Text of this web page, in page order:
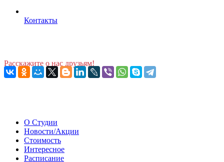
Контакты
Расскажите о нас друзьям!
О Студии
Новости/Акции
Стоимость
Интересное
Расписание